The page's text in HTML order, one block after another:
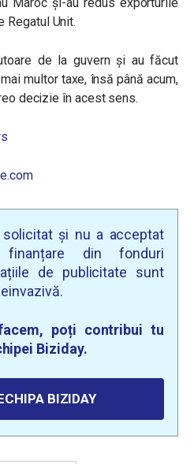
Regatul Unit.
de la guvern și au făcut
multor taxe, însă până acum,
decizie în acest sens.
solicitat și nu a acceptat
din fonduri
de publicitate sunt
poți contribui tu
Biziday.
BIZIDAY